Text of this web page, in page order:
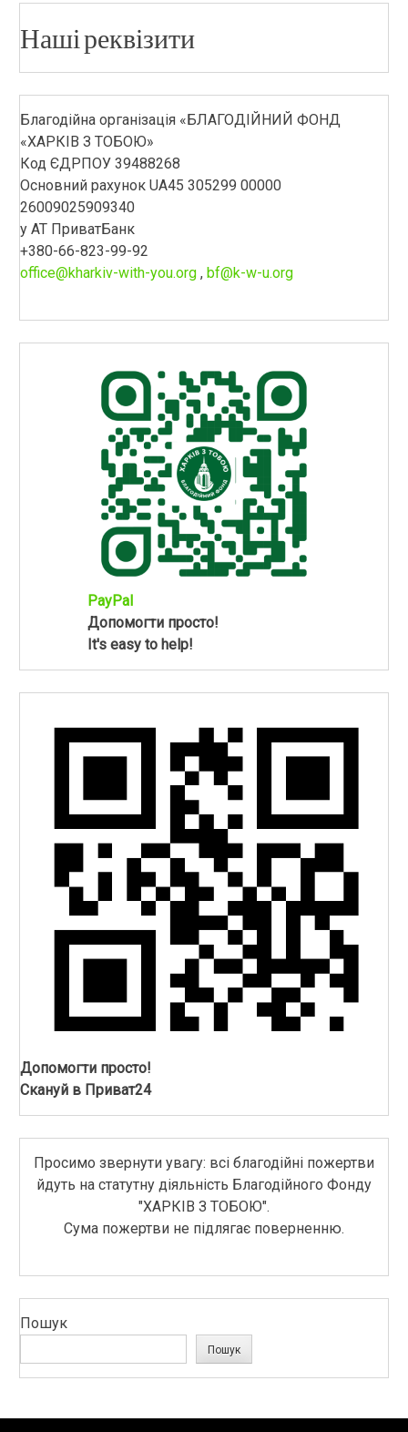
Наші реквізити
Благодійна організація «БЛАГОДІЙНИЙ ФОНД
«ХАРКІВ З ТОБОЮ»
Код ЄДРПОУ 39488268
Основний рахунок UA45 305299 00000
26009025909340
у АТ ПриватБанк
+380-66-823-99-92
office@kharkiv-with-you.org, bf@k-w-u.org
PayPal
Допомогти просто!
It's easy to help!
Допомогти просто!
Скануй в Приват24
Просимо звернути увагу: всі благодійні пожертви
йдуть на статутну діяльність Благодійного Фонду
"ХАРКІВ З ТОБОЮ".
Сума пожертви не підлягає поверненню.
Пошук
Пошук